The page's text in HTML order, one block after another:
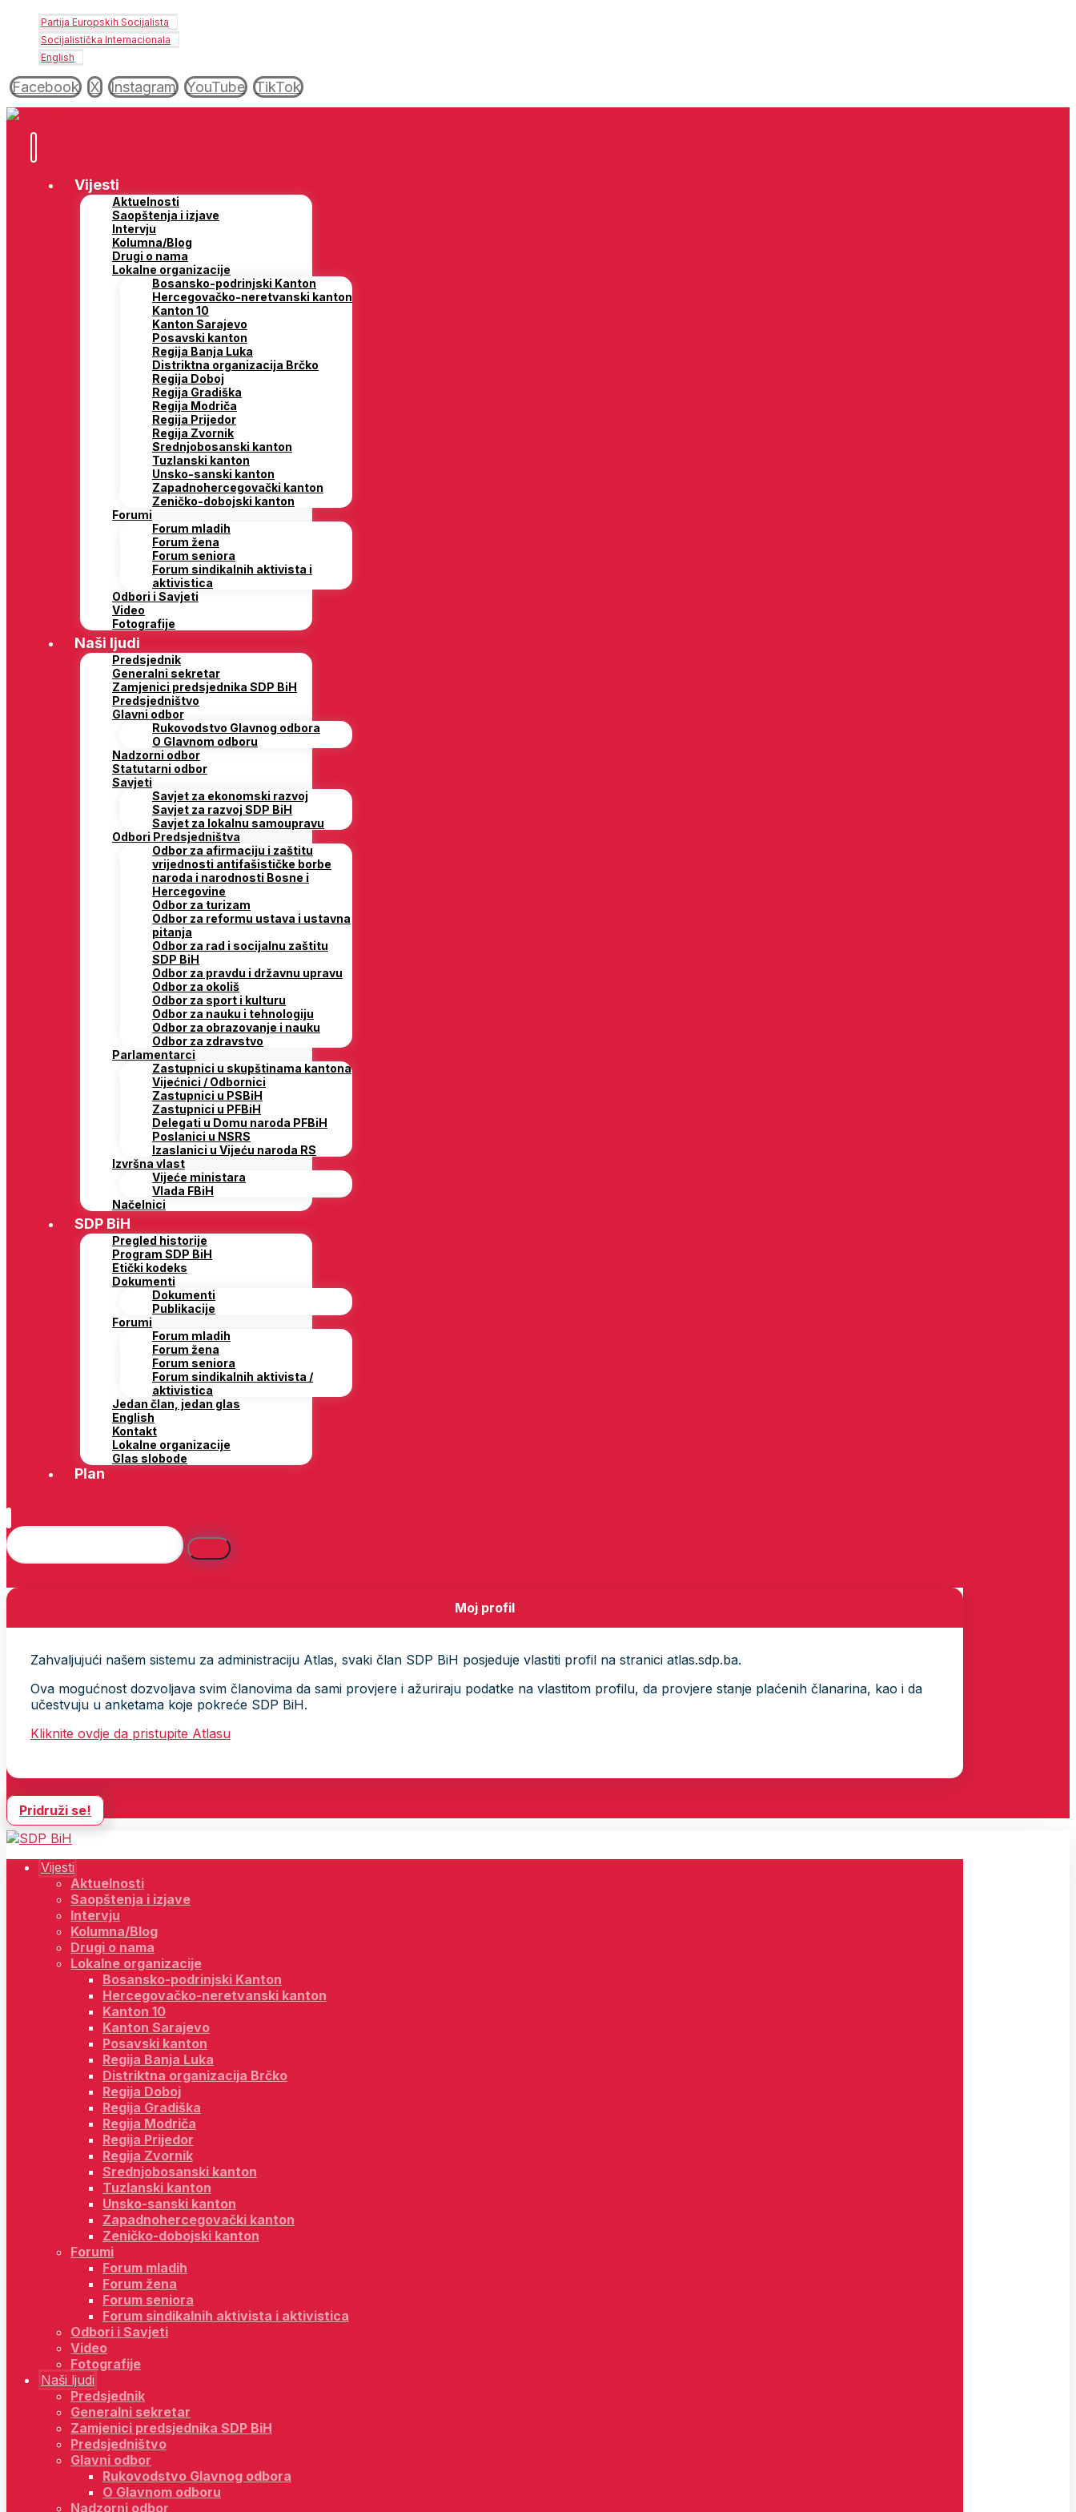
Partija Europskih Socijalista
Socijalistička Internacionala
English
Facebook X Instagram YouTube TikTok
Vijesti
Aktuelnosti
Saopštenja i izjave
Intervju
Kolumna/Blog
Drugi o nama
Lokalne organizacije
Bosansko-podrinjski Kanton
Hercegovačko-neretvanski kanton
Kanton 10
Kanton Sarajevo
Posavski kanton
Regija Banja Luka
Distriktna organizacija Brčko
Regija Doboj
Regija Gradiška
Regija Modriča
Regija Prijedor
Regija Zvornik
Srednjobosanski kanton
Tuzlanski kanton
Unsko-sanski kanton
Zapadnohercegovački kanton
Zeničko-dobojski kanton
Forumi
Forum mladih
Forum žena
Forum seniora
Forum sindikalnih aktivista i
aktivistica
Odbori i Savjeti
Video
Fotografije
Naši ljudi
Predsjednik
Generalni sekretar
Zamjenici predsjednika SDP BiH
Predsjedništvo
Glavni odbor
Rukovodstvo Glavnog odbora
O Glavnom odboru
Nadzorni odbor
Statutarni odbor
Savjeti
Savjet za ekonomski razvoj
Savjet za razvoj SDP BiH
Savjet za lokalnu samoupravu
Odbori Predsjedništva
Odbor za afirmaciju i zaštitu
vrijednosti antifašističke borbe
naroda i narodnosti Bosne i
Hercegovine
Odbor za turizam
Odbor za reformu ustava i ustavna
pitanja
Odbor za rad i socijalnu zaštitu
SDP BiH
Odbor za pravdu i državnu upravu
Odbor za okoliš
Odbor za sport i kulturu
Odbor za nauku i tehnologiju
Odbor za obrazovanje i nauku
Odbor za zdravstvo
Parlamentarci
Zastupnici u skupštinama kantona
Vijećnici / Odbornici
Zastupnici u PSBiH
Zastupnici u PFBiH
Delegati u Domu naroda PFBiH
Poslanici u NSRS
Izaslanici u Vijeću naroda RS
Izvršna vlast
Vijeće ministara
Vlada FBiH
Načelnici
SDP BiH
Pregled historije
Program SDP BiH
Etički kodeks
Dokumenti
Dokumenti
Publikacije
Forumi
Forum mladih
Forum žena
Forum seniora
Forum sindikalnih aktivista /
aktivistica
Jedan član, jedan glas
English
Kontakt
Lokalne organizacije
Glas slobode
Plan
Moj profil
Zahvaljujući našem sistemu za administraciju Atlas, svaki član SDP BiH posjeduje vlastiti profil na stranici atlas.sdp.ba.
Ova mogućnost dozvoljava svim članovima da sami provjere i ažuriraju podatke na vlastitom profilu, da provjere stanje plaćenih članarina, kao i da
učestvuju u anketama koje pokreće SDP BiH.
Kliknite ovdje da pristupite Atlasu
Pridruži se!
Vijesti
Aktuelnosti
Saopštenja i izjave
Intervju
Kolumna/Blog
Drugi o nama
Lokalne organizacije
Bosansko-podrinjski Kanton
Hercegovačko-neretvanski kanton
Kanton 10
Kanton Sarajevo
Posavski kanton
Regija Banja Luka
Distriktna organizacija Brčko
Regija Doboj
Regija Gradiška
Regija Modriča
Regija Prijedor
Regija Zvornik
Srednjobosanski kanton
Tuzlanski kanton
Unsko-sanski kanton
Zapadnohercegovački kanton
Zeničko-dobojski kanton
Forumi
Forum mladih
Forum žena
Forum seniora
Forum sindikalnih aktivista i aktivistica
Odbori i Savjeti
Video
Fotografije
Naši ljudi
Predsjednik
Generalni sekretar
Zamjenici predsjednika SDP BiH
Predsjedništvo
Glavni odbor
Rukovodstvo Glavnog odbora
O Glavnom odboru
Nadzorni odbor